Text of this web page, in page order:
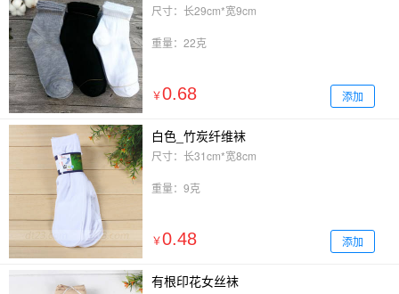
尺寸：长29cm*宽9cm
重量：22克
￥0.68 添加
白色_竹炭纤维袜
尺寸：长31cm*宽8cm
重量：9克
￥0.48 添加
有根印花女丝袜